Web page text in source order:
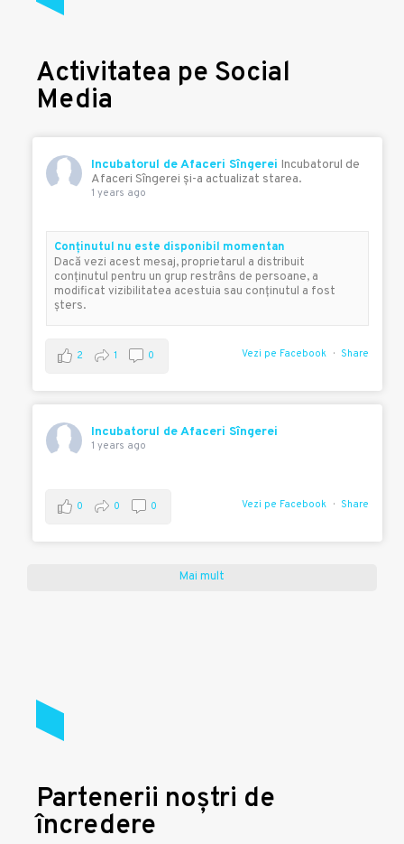
Activitatea pe Social
Media
Incubatorul de Afaceri Sîngerei Incubatorul de
Afaceri Sîngerei şi-a actualizat starea.
1 years ago
Conţinutul nu este disponibil momentan
Dacă vezi acest mesaj, proprietarul a distribuit
conţinutul pentru un grup restrâns de persoane, a
modificat vizibilitatea acestuia sau conţinutul a fost
şters.
Vezi pe Facebook Share
2 1 0
Incubatorul de Afaceri Sîngerei
1 years ago
Vezi pe Facebook Share
0 0 0
Mai mult
Partenerii noștri de
încredere